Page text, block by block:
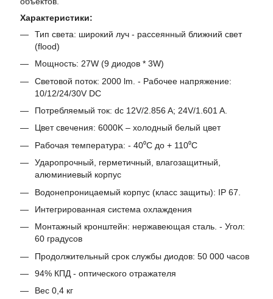
Характеристики:
Тип света: широкий луч - рассеянный ближний свет
(flood)
Мощность: 27W (9 диодов * 3W)
Световой поток: 2000 lm. - Рабочее напряжение:
10/12/24/30V DC
Потребляемый ток: dc 12V/2.856 A; 24V/1.601 A.
Цвет свечения: 6000K – холодный белый цвет
Рабочая температура: - 40⁰С до + 110⁰С
Ударопрочный, герметичный, влагозащитный,
алюминиевый корпус
Водонепроницаемый корпус (класс защиты): IP 67.
Интегрированная система охлаждения
Монтажный кронштейн: нержавеющая сталь. - Угол:
60 градусов
Продолжительный срок службы диодов: 50 000 часов
94% КПД - оптического отражателя
Вес 0,4 кг